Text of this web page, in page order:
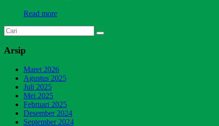
Read more
Arsip
Maret 2026
Agustus 2025
Juli 2025
Mei 2025
Februari 2025
Desember 2024
September 2024